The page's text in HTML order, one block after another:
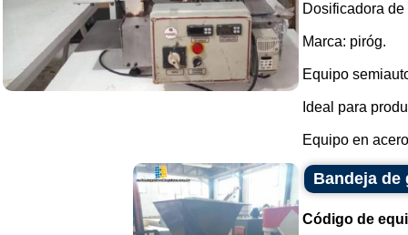
Dosificadora
Marca: piróg.
Equipo
Ideal para
Equipo en
Bandeja de
Código de